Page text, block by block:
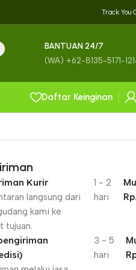
Track You
BANTUAN 24/7
(WA) +62-8135-5171-
Daftar Keinginan
Kurir
langsung dari
kami ke
tujuan.
1 - 2
hari
3 - 5
hari